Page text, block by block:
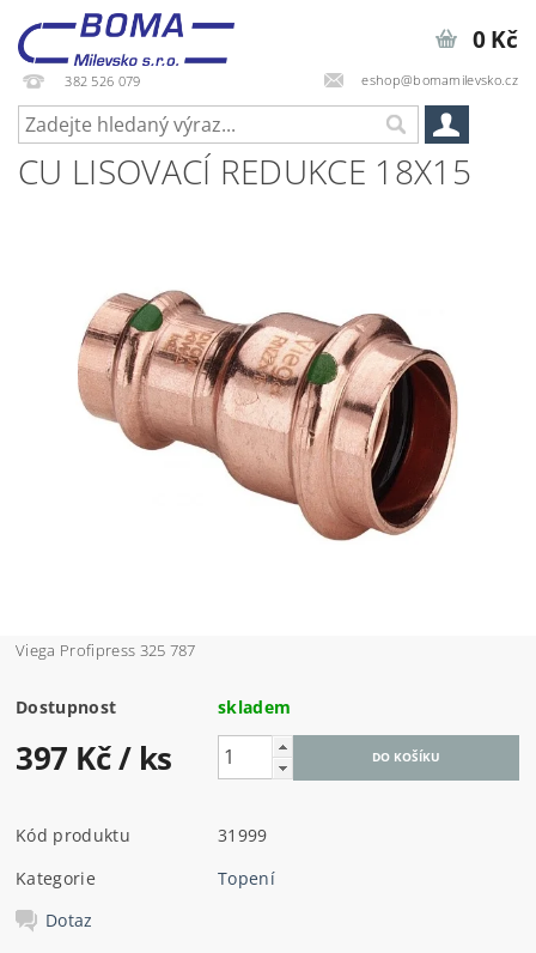
382 526 079 eshop@bomamilevsko.cz
0 Kč
CU LISOVACÍ REDUKCE 18X15
Viega Profipress 325 787
Dostupnost skladem
397 Kč/ ks
Kód produktu
31999
Kategorie
Topení
Dotaz